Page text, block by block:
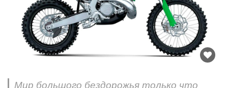
Мир большого бездорожья только что